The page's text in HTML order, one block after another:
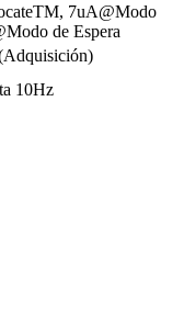
7uA@Modo
de Espera
10Hz